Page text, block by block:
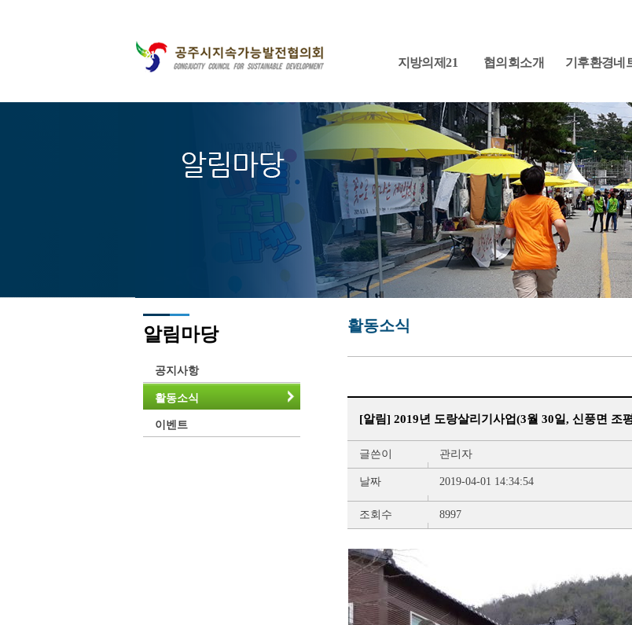
지방의제21 협의회소개 기후환경네
알림마당
공지사항
활동소식
이벤트
활동소식
[알림] 2019년 도랑살리기사업(3월 30일, 신풍면 조
글쓴이 관리자
날짜 2019-04-01 14:34:54
조회수 8997